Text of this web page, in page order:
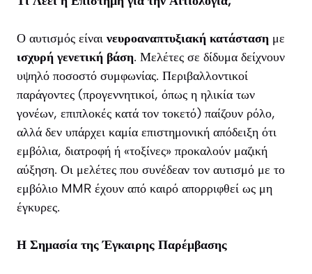
Ο αυτισμός είναι νευροαναπτυξιακή κατάσταση με
ισχυρή γενετική βάση. Μελέτες σε δίδυμα δείχνουν
υψηλό ποσοστό συμφωνίας. Περιβαλλοντικοί
παράγοντες (προγεννητικοί, όπως η ηλικία των
γονέων, επιπλοκές κατά τον τοκετό) παίζουν ρόλο,
αλλά δεν υπάρχει καμία επιστημονική απόδειξη ότι
εμβόλια, διατροφή ή «τοξίνες» προκαλούν μαζική
αύξηση. Οι μελέτες που συνέδεαν τον αυτισμό με το
εμβόλιο MMR έχουν από καιρό απορριφθεί ως μη
έγκυρες.
Η Σημασία της Έγκαιρης Παρέμβασης